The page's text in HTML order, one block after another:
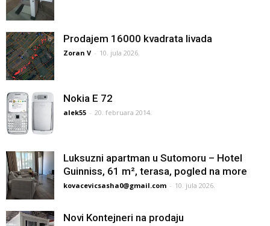
Prodajem 16000 kvadrata livada
Zoran V - 10. jula 2026.
Nokia E 72
alek55 - 20. februara 2014.
Luksuzni apartman u Sutomoru – Hotel
Guinniss, 61 m², terasa, pogled na more
kovacevicsasha0@gmail.com - 10. jula 2026.
Novi Kontejneri na prodaju